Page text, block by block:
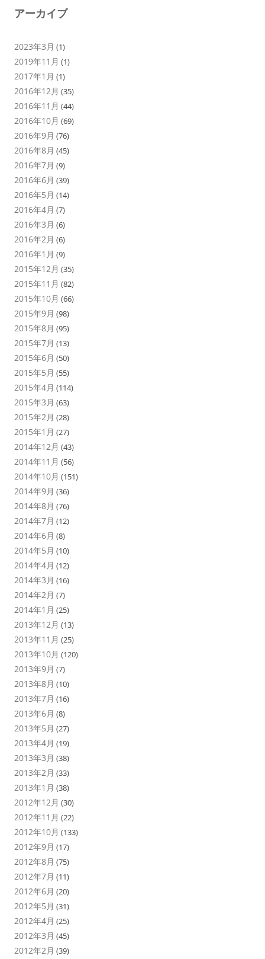
アーカイブ
2023年3月 (1)
2019年11月 (1)
2017年1月 (1)
2016年12月 (35)
2016年11月 (44)
2016年10月 (69)
2016年9月 (76)
2016年8月 (45)
2016年7月 (9)
2016年6月 (39)
2016年5月 (14)
2016年4月 (7)
2016年3月 (6)
2016年2月 (6)
2016年1月 (9)
2015年12月 (35)
2015年11月 (82)
2015年10月 (66)
2015年9月 (98)
2015年8月 (95)
2015年7月 (13)
2015年6月 (50)
2015年5月 (55)
2015年4月 (114)
2015年3月 (63)
2015年2月 (28)
2015年1月 (27)
2014年12月 (43)
2014年11月 (56)
2014年10月 (151)
2014年9月 (36)
2014年8月 (76)
2014年7月 (12)
2014年6月 (8)
2014年5月 (10)
2014年4月 (12)
2014年3月 (16)
2014年2月 (7)
2014年1月 (25)
2013年12月 (13)
2013年11月 (25)
2013年10月 (120)
2013年9月 (7)
2013年8月 (10)
2013年7月 (16)
2013年6月 (8)
2013年5月 (27)
2013年4月 (19)
2013年3月 (38)
2013年2月 (33)
2013年1月 (38)
2012年12月 (30)
2012年11月 (22)
2012年10月 (133)
2012年9月 (17)
2012年8月 (75)
2012年7月 (11)
2012年6月 (20)
2012年5月 (31)
2012年4月 (25)
2012年3月 (45)
2012年2月 (39)